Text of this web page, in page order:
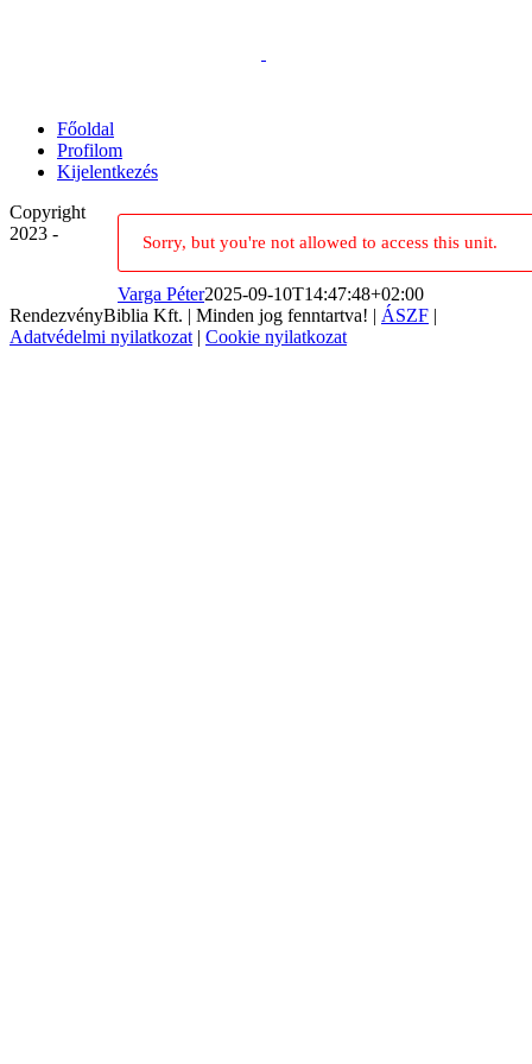
Főoldal
Profilom
Kijelentkezés
Sorry, but you're not allowed to access this unit.
Varga Péter2025-09-10T14:47:48+02:00
Copyright
2023 -
RendezvényBiblia Kft. | Minden jog fenntartva! | ÁSZF |
Adatvédelmi nyilatkozat | Cookie nyilatkozat